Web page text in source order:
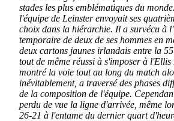
stades les plus emblématiques du
l'équipe de Leinster envoyait ses
choix dans la hiérarchie. Il a survécu à
temporaire de deux de ses hommes en
deux cartons jaunes irlandais entre la
tout de même réussi à s'imposer à
montré la voie tout au long du match
inévitablement, a traversé des phases
de la composition de l'équipe.
perdu de vue la ligne d'arrivée, même
26-21 à l'entame du dernier quart